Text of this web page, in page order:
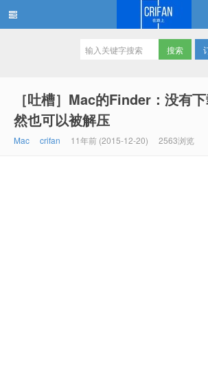
［吐槽］Mac的Finder：没有
然也可以被解压
Mac crifan 11年前 (2015-12-20) 2563浏览